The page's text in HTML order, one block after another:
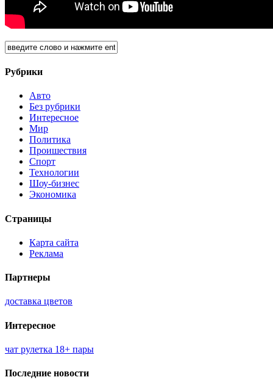
Рубрики
Авто
Без рубрики
Интересное
Мир
Политика
Проишествия
Спорт
Технологии
Шоу-бизнес
Экономика
Страницы
Карта сайта
Реклама
Партнеры
доставка цветов
Интересное
чат рулетка 18+ пары
Последние новости